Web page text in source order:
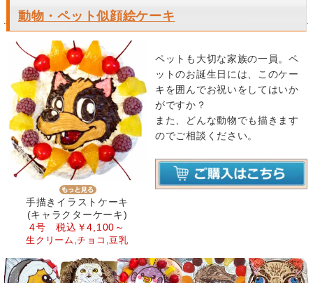
動物・ペット似顔絵ケーキ
手描きイラストケーキ
(キャラクターケーキ)
4号 税込￥4,100～
生クリーム,チョコ,豆乳
ペットも大切な家族の一員。ペ
ットのお誕生日には、このケー
キを囲んでお祝いをしてはいか
がですか？
また、どんな動物でも描きます
のでご相談ください。